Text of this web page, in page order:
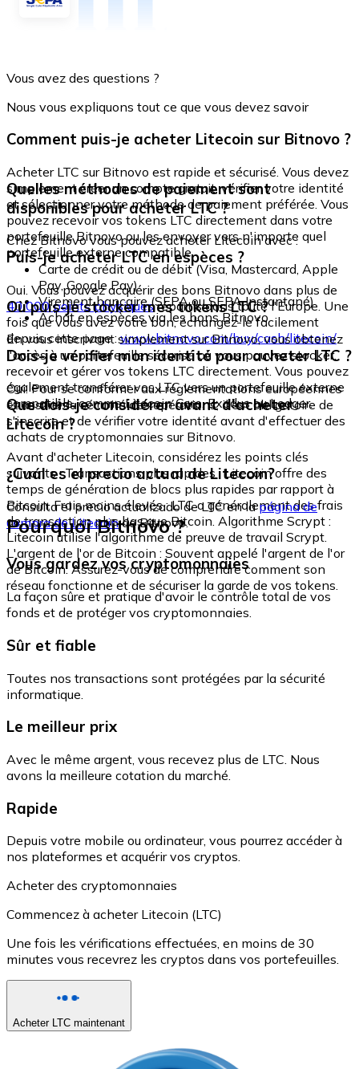
Vous avez des questions ?
Nous vous expliquons tout ce que vous devez savoir
Comment puis-je acheter Litecoin sur Bitnovo ?
Acheter LTC sur Bitnovo est rapide et sécurisé. Vous devez
simplement créer un compte gratuit, vérifier votre identité
et sélectionner votre méthode de paiement préférée. Vous
pouvez recevoir vos tokens LTC directement dans votre
portefeuille Bitnovo ou les envoyer vers n'importe quel
portefeuille externe compatible.
Quelles méthodes de paiement sont
disponibles pour acheter LTC ?
Chez Bitnovo vous pouvez acheter Litecoin avec :
Carte de crédit ou de débit (Visa, Mastercard, Apple
Pay, Google Pay)
Virement bancaire (SEPA ou SEPA Instantané)
Achat en espèces via les bons Bitnovo
Puis-je acheter LTC en espèces ?
Oui. Vous pouvez acquérir des bons Bitnovo dans plus de
40 000 points physiquesrépartis dans toute l'Europe. Une
fois que vous avez votre bon, échangez-le facilement
depuis cette page :www.bitnovo.com/buy/cash/litecoin/
Où puis-je stocker mes tokens LTC ?
En vous inscrivant simplement sur Bitnovo, vous obtenez
l'accès à un portefeuille sécurisé où vous pouvez stocker,
recevoir et gérer vos tokens LTC directement. Vous pouvez
également transférer vos LTC vers un portefeuille externe
compatible, comme Litecoin Core, Exodus ou Ledger.
Dois-je vérifier mon identité pour acheter LTC ?
Oui. Pour se conformer aux réglementations européennes
et assurer la sécurité des opérations, il est obligatoire de
s'inscrire et de vérifier votre identité avant d'effectuer des
achats de cryptomonnaies sur Bitnovo.
Que dois-je considérer avant d'acheter
Litecoin ?
Avant d'acheter Litecoin, considérez les points clés
suivants : Transactions plus rapides : Litecoin offre des
temps de génération de blocs plus rapides par rapport à
Bitcoin. Frais moins élevés : LTC a généralement des frais
de transaction plus bas que Bitcoin. Algorithme Scrypt :
Litecoin utilise l'algorithme de preuve de travail Scrypt.
L'argent de l'or de Bitcoin : Souvent appelé l'argent de l'or
de Bitcoin. Assurez-vous de comprendre comment son
réseau fonctionne et de sécuriser la garde de vos tokens.
¿Cuál es el precio actual de Litecoin?
Consulta el precio actualizado de LTC en lapágina de
compra de Litecoinde Bitnovo.
Pourquoi Bitnovo ?
Vous gardez vos cryptomonnaies
La façon sûre et pratique d'avoir le contrôle total de vos
fonds et de protéger vos cryptomonnaies.
Sûr et fiable
Toutes nos transactions sont protégées par la sécurité
informatique.
Le meilleur prix
Avec le même argent, vous recevez plus de LTC. Nous
avons la meilleure cotation du marché.
Rapide
Depuis votre mobile ou ordinateur, vous pourrez accéder à
nos plateformes et acquérir vos cryptos.
Acheter des cryptomonnaies
Commencez à acheter Litecoin (LTC)
Une fois les vérifications effectuées, en moins de 30
minutes vous recevrez les cryptos dans vos portefeuilles.
Acheter LTC maintenant